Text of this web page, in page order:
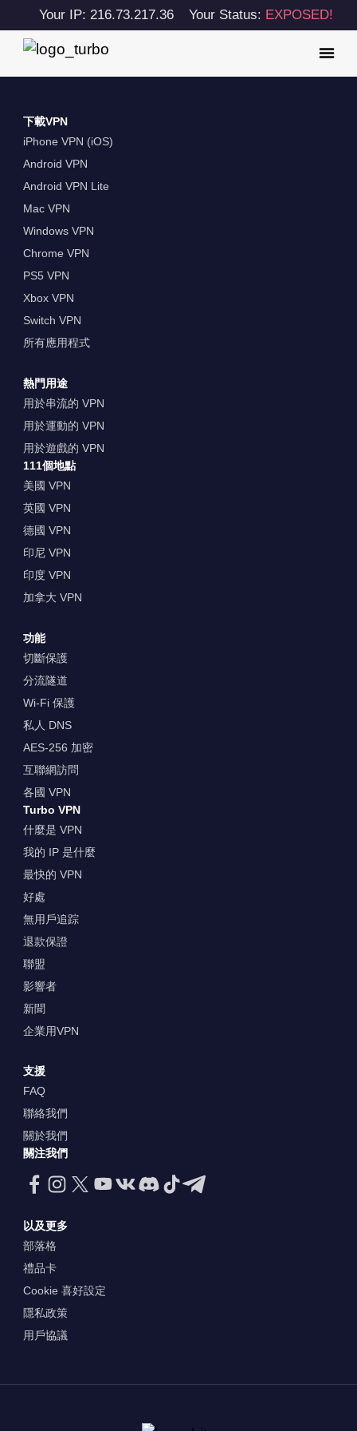
Your IP: 216.73.217.36 Your Status: EXPOSED!
下載VPN
iPhone VPN (iOS)
Android VPN
Android VPN Lite
Mac VPN
Windows VPN
Chrome VPN
PS5 VPN
Xbox VPN
Switch VPN
所有應用程式
熱門用途
用於串流的 VPN
用於運動的 VPN
用於遊戲的 VPN
111個地點
美國 VPN
英國 VPN
德國 VPN
印尼 VPN
印度 VPN
加拿大 VPN
功能
切斷保護
分流隧道
Wi-Fi 保護
私人 DNS
AES-256 加密
互聯網訪問
各國 VPN
Turbo VPN
什麼是 VPN
我的 IP 是什麼
最快的 VPN
好處
無用戶追踪
退款保證
聯盟
影響者
新聞
企業用VPN
支援
FAQ
聯絡我們
關於我們
關注我們
以及更多
部落格
禮品卡
Cookie 喜好設定
隱私政策
用戶協議